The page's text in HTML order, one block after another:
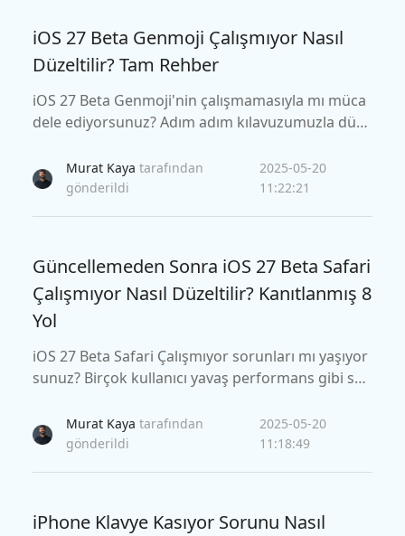
iOS 27 Beta Genmoji Çalışmıyor Nasıl
Düzeltilir? Tam Rehber
iOS 27 Beta Genmoji'nin çalışmamasıyla mı müca
dele ediyorsunuz? Adım adım kılavuzumuzla düze
ararlanın.Murat Kaya tarafından
gönderildi
2025-05-20
11:22:21
Güncellemeden Sonra iOS 27 Beta Safari
Çalışmıyor Nasıl Düzeltilir? Kanıtlanmış 8
Yol
iOS 27 Beta Safari Çalışmıyor sorunları mı yaşıyor
sunuz? Birçok kullanıcı yavaş performans gibi sor
n sonra çökmeye devam eder. Bu kılavuz, cihazını
zda Safari'yi düzeltmeye yardımcı olacak ve sorun
Murat Kaya tarafından
gönderildi
2025-05-20
11:18:49
iPhone Klavye Kasıyor Sorunu Nasıl